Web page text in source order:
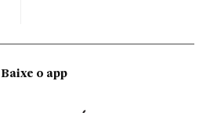
Baixe o app